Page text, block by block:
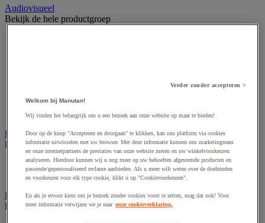
Audiovisueel
Bekijk de hele productgroep
Professionele audio en geluidsopname
Studioverlichting en accessoires
Tv, dvd-speler en Blu-ray
Bewegwijzering en aanduidingsborden
Bekijk de hele productgroep
Deurnaambord
Pictogram
Folderrek en -houder
Bekijk de hele productgroep
Verder zonder accepteren >
Welkom bij Manutan!
Wij vinden het belangrijk om u een bezoek aan onze website op maat te bieden!
Door op de knop "Accepteren en doorgaan" te klikken, kan ons platform via cookies
informatie uitwisselen met uw browser. Met deze informatie kunnen ons marketingteam
en onze internetpartners de prestaties van onze website meten en uw winkelvoorkeuren
analyseren. Hierdoor kunnen wij u nog meer op uw behoeften afgestemde producten en
passende/gepersonaliseerd reclame aanbieden. Als u meer wilt weten over de doeleinden
en voorkeuren voor elk type cookie, klikt u op "Cookievoorkeuren".
En als je ervoor kiest om je bezoek zonder cookies voort te zetten, mag dat ook! Voor
meer informatie verwijzen we je naar onze cookieverklaring.